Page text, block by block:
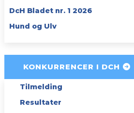
DcH Bladet nr. 1 2026
Hund og Ulv
KONKURRENCER I DCH
Tilmelding
Resultater